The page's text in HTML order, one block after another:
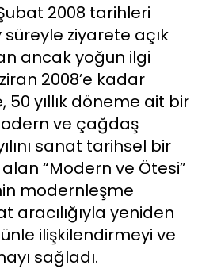
2008 tarihleri
süreyle ziyarete açık
ancak yoğun ilgi
2008’e kadar
50 yıllık döneme ait bir
ve çağdaş
sanat tarihsel bir
“Modern ve Ötesi”
modernleşme
aracılığıyla yeniden
ilişkilendirmeyi ve
sağladı.